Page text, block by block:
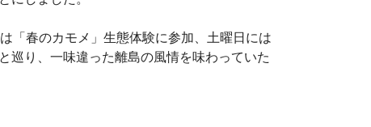
「春のカモメ」生態体験に参加、土曜日には
巡り、一味違った離島の風情を味わっていた